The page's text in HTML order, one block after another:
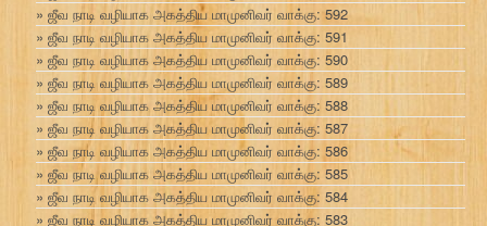
ஜீவ நாடி வழியாக அகத்திய மாமுனிவர் வாக்கு: 592
ஜீவ நாடி வழியாக அகத்திய மாமுனிவர் வாக்கு: 591
ஜீவ நாடி வழியாக அகத்திய மாமுனிவர் வாக்கு: 590
ஜீவ நாடி வழியாக அகத்திய மாமுனிவர் வாக்கு: 589
ஜீவ நாடி வழியாக அகத்திய மாமுனிவர் வாக்கு: 588
ஜீவ நாடி வழியாக அகத்திய மாமுனிவர் வாக்கு: 587
ஜீவ நாடி வழியாக அகத்திய மாமுனிவர் வாக்கு: 586
ஜீவ நாடி வழியாக அகத்திய மாமுனிவர் வாக்கு: 585
ஜீவ நாடி வழியாக அகத்திய மாமுனிவர் வாக்கு: 584
ஜீவ நாடி வழியாக அகத்திய மாமுனிவர் வாக்கு: 583